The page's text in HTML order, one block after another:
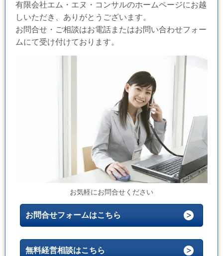
有限会社エム・エヌ・コンサルのホームページにお越
しいただき、ありがとうございます。
お問合せ・ご相談はお電話またはお問い合わせフォー
ムにて受け付けております。
お気軽にお問合せください
お問合せフォームはこちら
無料経営相談はこちら